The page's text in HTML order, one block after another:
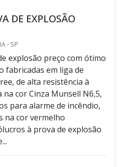
DE EXPLOSÃO
- SP
explosão preço com ótimo
fabricadas em liga de
de alta resistência à
cor Cinza Munsell N6,5,
para alarme de incêndio,
na cor vermelho
à prova de explosão